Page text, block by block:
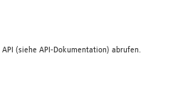
API (siehe API-Dokumentation) abrufen.